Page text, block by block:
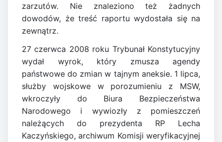
zarzutów. Nie znaleziono też żadnych
dowodów, że treść raportu wydostała się na
zewnątrz.
27 czerwca 2008 roku Trybunał Konstytucyjny
wydał wyrok, który zmusza agendy
państwowe do zmian w tajnym aneksie. 1 lipca,
służby wojskowe w porozumieniu z MSW,
wkroczyły do Biura Bezpieczeństwa
Narodowego i wywiozły z pomieszczeń
należących do prezydenta RP Lecha
Kaczyńskiego, archiwum Komisji weryfikacyjnej